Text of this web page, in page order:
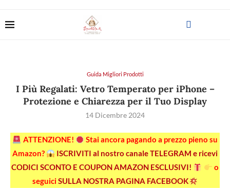
Guida Migliori Prodotti
I Più Regalati: Vetro Temperato per iPhone –
Protezione e Chiarezza per il Tuo Display
14 Dicembre 2024
ATTENZIONE!
Stai ancora pagando a prezzo pieno su
Amazon?
ISCRIVITI al nostro canale TELEGRAM e ricevi
CODICI SCONTO E COUPON AMAZON ESCLUSIVI!
o
seguiciSULLA NOSTRA PAGINA FACEBOOK